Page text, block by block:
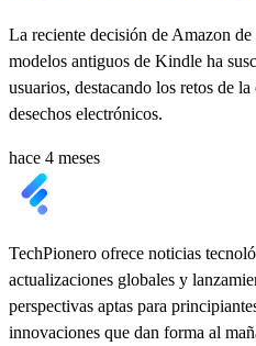
La reciente decisión de Amazon
modelos antiguos de Kindle ha
usuarios, destacando los retos de
desechos electrónicos.
hace 4 meses
TechPionero ofrece noticias
actualizaciones globales y
perspectivas aptas para
innovaciones que dan forma al